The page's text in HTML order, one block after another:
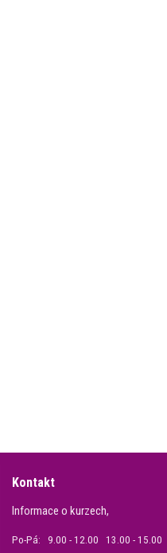
Kontakt
Informace o kurzech,
Po-Pá: 9.00 - 12.00 13.00 - 15.00